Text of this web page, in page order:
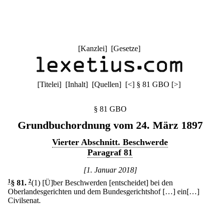
[Kanzlei] [Gesetze]
[Titelei] [Inhalt] [Quellen] [<] § 81 GBO [>]
§ 81 GBO
Grundbuchordnung vom 24. März 1897
Vierter Abschnitt. Beschwerde
Paragraf 81
[1. Januar 2018]
1 § 81. 2(1) [Ü]ber Beschwerden [entscheidet] bei den
Oberlandesgerichten und dem Bundesgerichtshof […] ein[…]
Civilsenat.